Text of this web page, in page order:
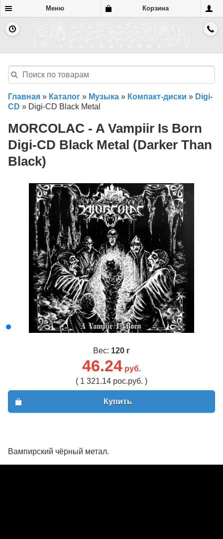
Меню Корзина
Главная » Каталог » Музыка » Компакт-диски » Digi-
CD » Digi-CD Black Metal
MORCOLAC - A Vampiir Is Born
Digi-CD Black Metal (Darker Than
Black)
Вес: 120 г
46.24 руб.
( 1 321.14 рос.руб. )
Купить
Вампирский чёрный метал.